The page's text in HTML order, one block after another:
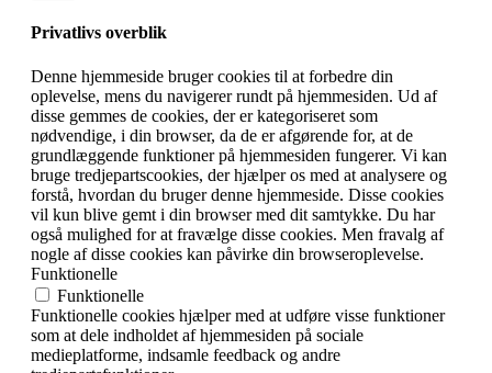
Privatlivs overblik
Denne hjemmeside bruger cookies til at forbedre din
oplevelse, mens du navigerer rundt på hjemmesiden. Ud af
disse gemmes de cookies, der er kategoriseret som
nødvendige, i din browser, da de er afgørende for, at de
grundlæggende funktioner på hjemmesiden fungerer. Vi kan
bruge tredjepartscookies, der hjælper os med at analysere og
forstå, hvordan du bruger denne hjemmeside. Disse cookies
vil kun blive gemt i din browser med dit samtykke. Du har
også mulighed for at fravælge disse cookies. Men fravalg af
nogle af disse cookies kan påvirke din browseroplevelse.
Funktionelle
Funktionelle
Funktionelle cookies hjælper med at udføre visse funktioner
som at dele indholdet af hjemmesiden på sociale
medieplatforme, indsamle feedback og andre